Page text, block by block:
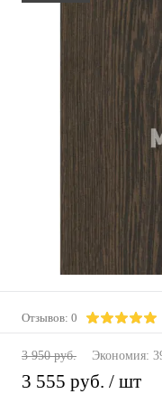
Отзывов: 0
3 950 руб. Экономия:
3 555 руб. / шт